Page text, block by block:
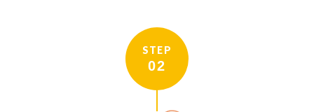
STEP
02